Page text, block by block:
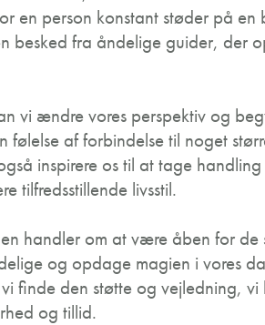
en person konstant støder på en
besked fra åndelige guider, der
vi ændre vores perspektiv og
følelse af forbindelse til noget
inspirere os til at tage
tilfredsstillende livsstil.
handler om at være åben for
og opdage magien i vores
finde den støtte og vejledning,
og tillid.